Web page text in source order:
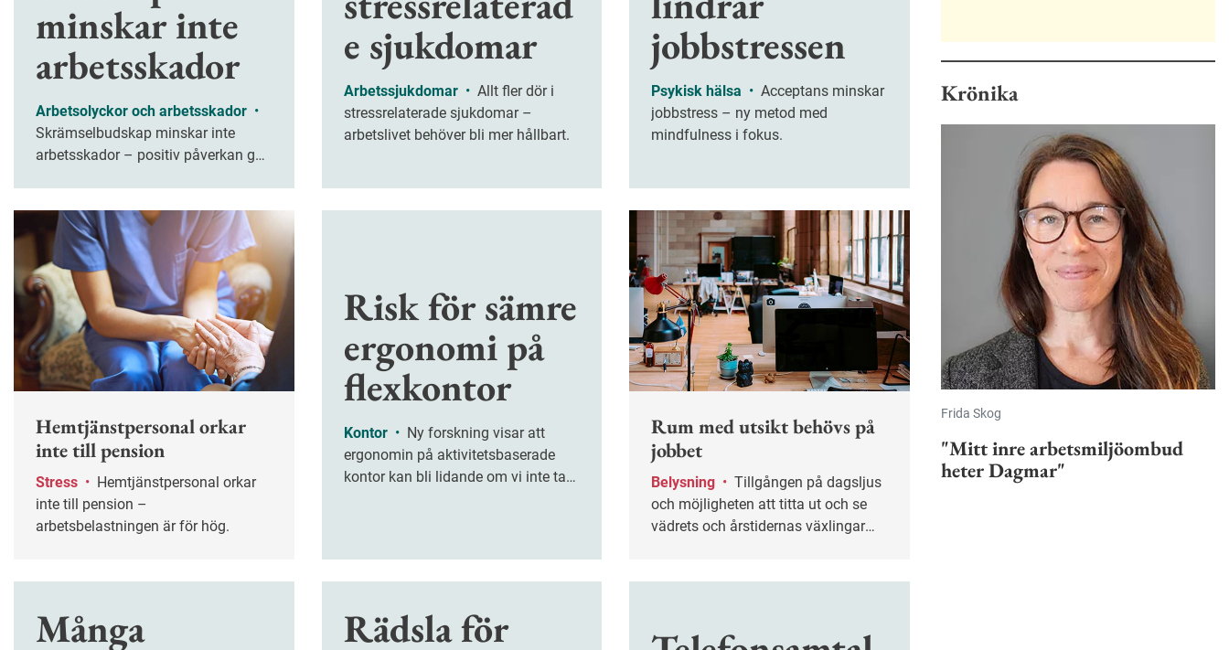
minskar inte
arbetsskador
Arbetsolyckor och arbetsskador •
Skrämselbudskap minskar inte
arbetsskador – positiv påverkan ger
e sjukdomar
Arbetssjukdomar •
stressrelaterade sjukdomar –
arbetslivet behöver bli mer hållbart.
jobbstressen
Psykisk hälsa • Acceptans minskar
jobbstress – ny metod med
mindfulness i fokus.
Hemtjänstpersonal orkar
inte till pension
Stress •
inte till pension –
arbetsbelastningen är för hög.
Risk för sämre
ergonomi på
flexkontor
Kontor •
ergonomin på aktivitetsbaserade
kontor kan bli lidande om vi inte tar
Rum med utsikt behövs på
jobbet
Belysning • Tillgången på dagsljus
och möjligheten att titta ut och se
vädrets och årstidernas växlingar
Många
Rädsla för
Krönika
Frida Skog
"Mitt inre arbetsmiljöombud
heter Dagmar"